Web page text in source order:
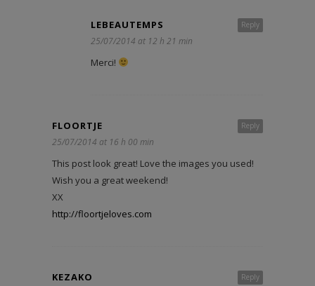
Reply
LEBEAUTEMPS
25/07/2014 at 12 h 21 min
Merci!
Reply
FLOORTJE
25/07/2014 at 16 h 00 min
This post look great! Love the images you used!
Wish you a great weekend!
XX
http://floortjeloves.com
Reply
KEZAKO